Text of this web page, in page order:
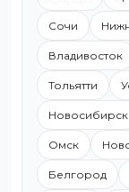
Сочи
Владивосток
Тольятти
Новосибирск
Омск
Белгород